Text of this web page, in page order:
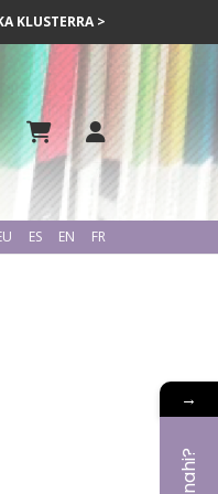
KLUSTERRA >
ES EN FR
→